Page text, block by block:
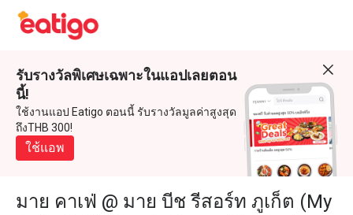
รับรางวัลพิเศษเฉพาะในแอปเลยตอน
นี้!
ใช้งานแอป Eatigo ตอนนี้ รับรางวัลมูลค่าสูงสุด
ถึงTHB 300!
ใช้แอพ
มาย คาเฟ่ @ มาย บีช รีสอร์ท ภูเก็ต (My